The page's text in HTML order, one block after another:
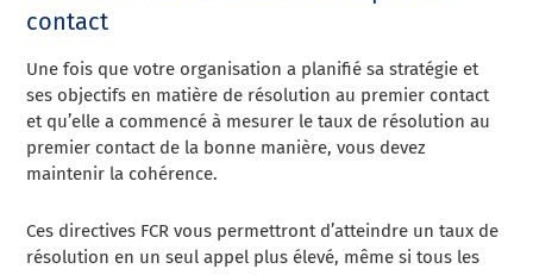
contact
Une fois que votre organisation a planifié sa stratégie et
ses objectifs en matière de résolution au premier contact
et qu’elle a commencé à mesurer le taux de résolution au
premier contact de la bonne manière, vous devez
maintenir la cohérence.
Ces directives FCR vous permettront d’atteindre un taux de
résolution en un seul appel plus élevé, même si tous les